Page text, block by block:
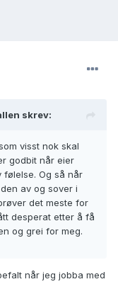
skrev:
visst nok skal
godbit når eier
følelse. Og så når
av og sover i
det meste for
desperat etter å få
og grei for meg.
når jeg jobba med